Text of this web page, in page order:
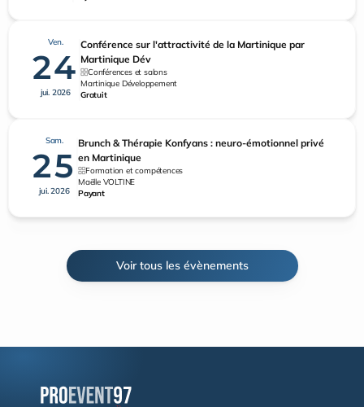
Voir tous les évènements
Ven.
24
jui. 2026
Conférence sur l'attractivité de la Martinique par
Martinique Dév
Conférences et salons
Martinique Développement
Gratuit
Sam.
25
jui. 2026
Brunch & Thérapie Konfyans : neuro-émotionnel privé
en Martinique
Formation et compétences
Maëlle VOLTINE
Payant